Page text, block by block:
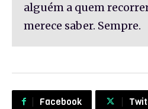
alguém a quem
merece saber. Sempre.
Facebook